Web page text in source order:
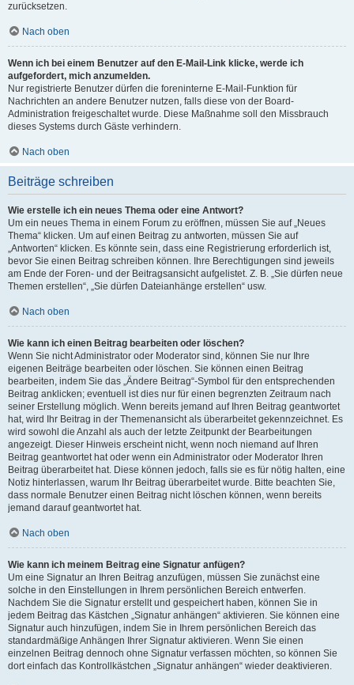
zurücksetzen.
Nach oben
Wenn ich bei einem Benutzer auf den E-Mail-Link klicke, werde ich
aufgefordert, mich anzumelden.
Nur registrierte Benutzer dürfen die foreninterne E-Mail-Funktion für
Nachrichten an andere Benutzer nutzen, falls diese von der Board-
Administration freigeschaltet wurde. Diese Maßnahme soll den Missbrauch
dieses Systems durch Gäste verhindern.
Nach oben
Beiträge schreiben
Wie erstelle ich ein neues Thema oder eine Antwort?
Um ein neues Thema in einem Forum zu eröffnen, müssen Sie auf „Neues
Thema“ klicken. Um auf einen Beitrag zu antworten, müssen Sie auf
„Antworten“ klicken. Es könnte sein, dass eine Registrierung erforderlich ist,
bevor Sie einen Beitrag schreiben können. Ihre Berechtigungen sind jeweils
am Ende der Foren- und der Beitragsansicht aufgelistet. Z. B. „Sie dürfen neue
Themen erstellen“, „Sie dürfen Dateianhänge erstellen“ usw.
Nach oben
Wie kann ich einen Beitrag bearbeiten oder löschen?
Wenn Sie nicht Administrator oder Moderator sind, können Sie nur Ihre
eigenen Beiträge bearbeiten oder löschen. Sie können einen Beitrag
bearbeiten, indem Sie das „Ändere Beitrag“-Symbol für den entsprechenden
Beitrag anklicken; eventuell ist dies nur für einen begrenzten Zeitraum nach
seiner Erstellung möglich. Wenn bereits jemand auf Ihren Beitrag geantwortet
hat, wird Ihr Beitrag in der Themenansicht als überarbeitet gekennzeichnet. Es
wird sowohl die Anzahl als auch der letzte Zeitpunkt der Bearbeitungen
angezeigt. Dieser Hinweis erscheint nicht, wenn noch niemand auf Ihren
Beitrag geantwortet hat oder wenn ein Administrator oder Moderator Ihren
Beitrag überarbeitet hat. Diese können jedoch, falls sie es für nötig halten, eine
Notiz hinterlassen, warum Ihr Beitrag überarbeitet wurde. Bitte beachten Sie,
dass normale Benutzer einen Beitrag nicht löschen können, wenn bereits
jemand darauf geantwortet hat.
Nach oben
Wie kann ich meinem Beitrag eine Signatur anfügen?
Um eine Signatur an Ihren Beitrag anzufügen, müssen Sie zunächst eine
solche in den Einstellungen in Ihrem persönlichen Bereich entwerfen.
Nachdem Sie die Signatur erstellt und gespeichert haben, können Sie in
jedem Beitrag das Kästchen „Signatur anhängen“ aktivieren. Sie können eine
Signatur auch hinzufügen, indem Sie in Ihrem persönlichen Bereich das
standardmäßige Anhängen Ihrer Signatur aktivieren. Wenn Sie einen
einzelnen Beitrag dennoch ohne Signatur verfassen möchten, so können Sie
dort einfach das Kontrollkästchen „Signatur anhängen“ wieder deaktivieren.